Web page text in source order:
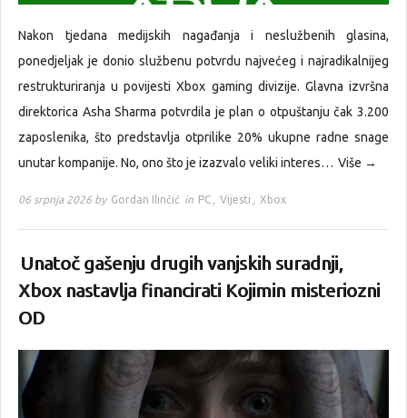
Nakon tjedana medijskih nagađanja i neslužbenih glasina,
ponedjeljak je donio službenu potvrdu najvećeg i najradikalnijeg
restrukturiranja u povijesti Xbox gaming divizije. Glavna izvršna
direktorica Asha Sharma potvrdila je plan o otpuštanju čak 3.200
zaposlenika, što predstavlja otprilike 20% ukupne radne snage
unutar kompanije. No, ono što je izazvalo veliki interes… Više →
06 srpnja 2026 by Gordan Ilinčić in PC , Vijesti , Xbox
Unatoč gašenju drugih vanjskih suradnji,
Xbox nastavlja financirati Kojimin misteriozni
OD